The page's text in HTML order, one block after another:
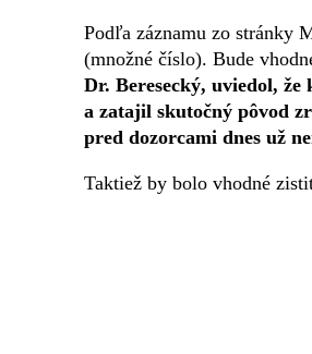
Podľa záznamu zo stránky
(množné číslo). Bude
Dr. Beresecký, uviedol,
a zatajil skutočný pôvod
pred dozorcami dnes už
Taktiež by bolo vhodné